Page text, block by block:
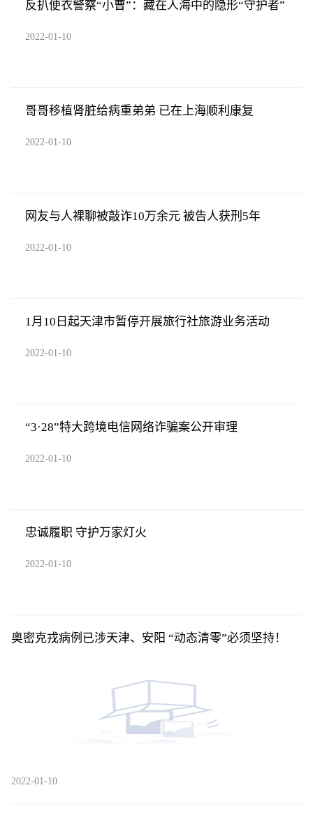
反扒便衣警察“小曹”：藏在人海中的隐形“守护者”
2022-01-10
哥哥移植肾脏给病重弟弟 已在上海顺利康复
2022-01-10
网友与人裸聊被敲诈10万余元 被告人获刑5年
2022-01-10
1月10日起天津市暂停开展旅行社旅游业务活动
2022-01-10
“3·28”特大跨境电信网络诈骗案公开审理
2022-01-10
忠诚履职 守护万家灯火
2022-01-10
奥密克戎病例已涉天津、安阳 “动态清零”必须坚持！
2022-01-10